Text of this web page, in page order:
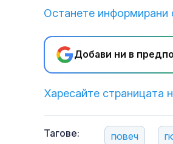
Останете информирани
Добави ни в
Харесайте страницата
Тагове: гювеч